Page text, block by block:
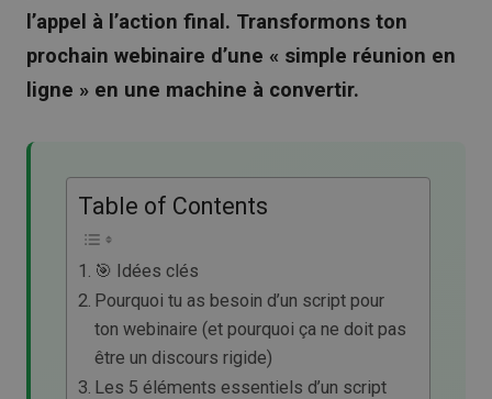
l’appel à l’action final. Transformons ton
prochain webinaire d’une « simple réunion en
ligne » en une machine à convertir.
Table of Contents
🎯 Idées clés
Pourquoi tu as besoin d’un script pour
ton webinaire (et pourquoi ça ne doit pas
être un discours rigide)
Les 5 éléments essentiels d’un script